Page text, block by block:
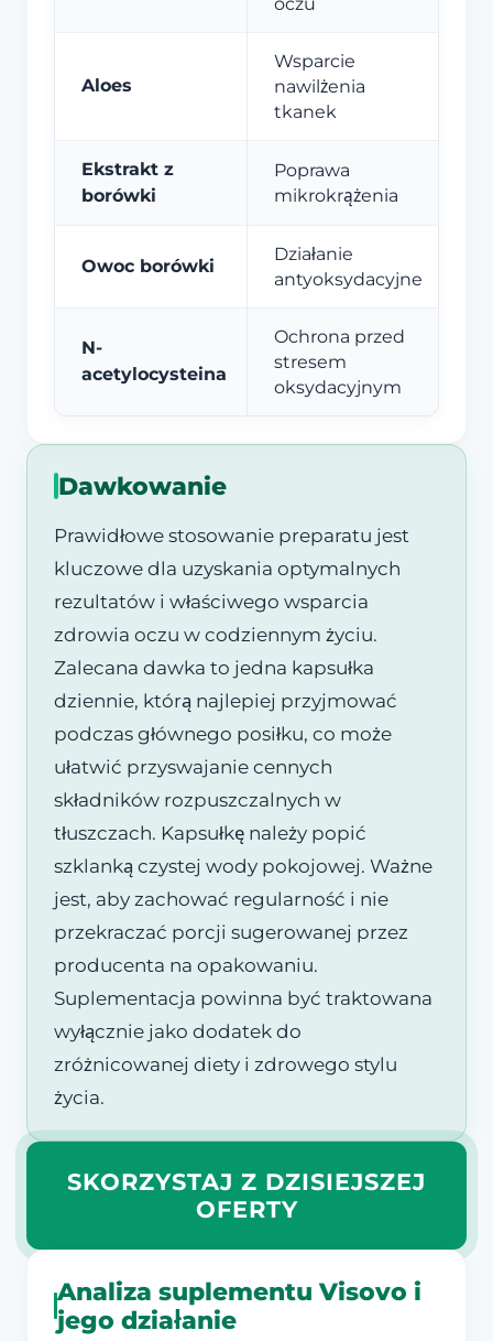
Aloes
Wsparcie
nawilżenia
tkanek
Ekstrakt z
borówki
Poprawa
mikrokrążenia
Owoc borówki
Działanie
antyoksydacyjne
N-
acetylocysteina
Ochrona przed
stresem
oksydacyjnym
Dawkowanie
Prawidłowe stosowanie preparatu jest
kluczowe dla uzyskania optymalnych
rezultatów i właściwego wsparcia
zdrowia oczu w codziennym życiu.
Zalecana dawka to jedna kapsułka
dziennie, którą najlepiej przyjmować
podczas głównego posiłku, co może
ułatwić przyswajanie cennych
składników rozpuszczalnych w
tłuszczach. Kapsułkę należy popić
szklanką czystej wody pokojowej. Ważne
jest, aby zachować regularność i nie
przekraczać porcji sugerowanej przez
producenta na opakowaniu.
Suplementacja powinna być traktowana
wyłącznie jako dodatek do
zróżnicowanej diety i zdrowego stylu
życia.
SKORZYSTAJ Z DZISIEJSZEJ
OFERTY
Analiza suplementu Visovo i
jego działanie